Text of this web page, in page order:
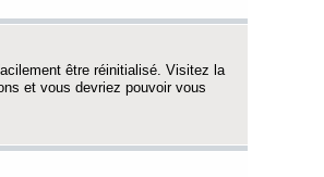
être réinitialisé. Visitez la
et vous devriez pouvoir vous